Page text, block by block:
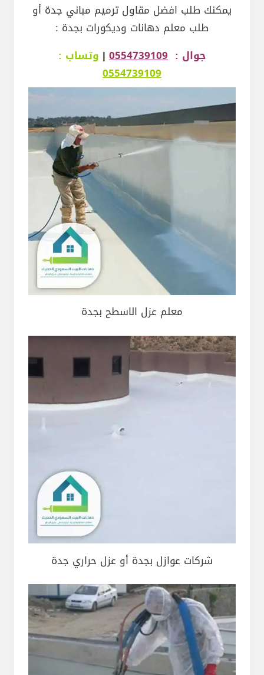
يمكنك طلب افضل مقاول ترميم مباني جدة أو
طلب معلم دهانات وديكورات بجدة :
جوال : 0554739109
| وتساب :
0554739109
معلم عزل الاسطح بجدة
شركات عوازل بجدة أو عزل حراري جدة